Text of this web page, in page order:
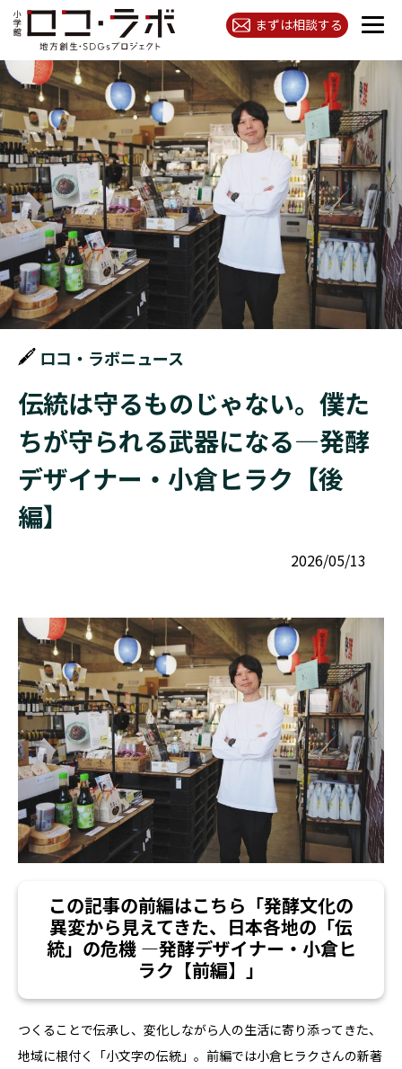
まずは相談する
ロコ・ラボニュース
伝統は守るものじゃない。僕た
ちが守られる武器になる―発酵
デザイナー・小倉ヒラク【後
編】
2026/05/13
この記事の前編はこちら「発酵文化の
異変から見えてきた、日本各地の「伝
統」の危機 ―発酵デザイナー・小倉ヒ
ラク【前編】」
つくることで伝承し、変化しながら人の生活に寄り添ってきた、
地域に根付く「小文字の伝統」。前編では小倉ヒラクさんの新著